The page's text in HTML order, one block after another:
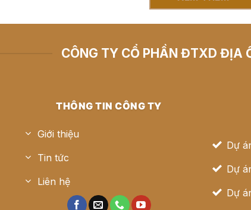
CÔNG TY CỔ PHẦN ĐTXD ĐỊA
THÔNG TIN CÔNG TY
Giới thiệu
Tin tức
Liên hệ
Dự
Dự
Dự